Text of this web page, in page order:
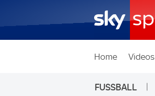
Home Videos
FUSSBALL